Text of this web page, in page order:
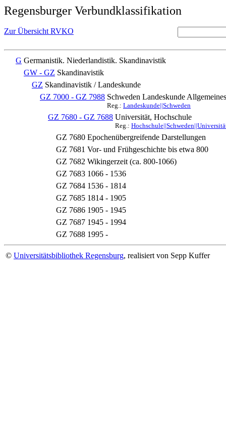
Regensburger Verbundklassifikation
Zur Übersicht RVKO
G Germanistik. Niederlandistik. Skandinavistik
GW - GZ Skandinavistik
GZ Skandinavistik / Landeskunde
GZ 7000 - GZ 7988 Schweden Landeskunde
Reg.: Landeskunde||Schweden
GZ 7680 - GZ 7688 Universität, Hochschule
Reg.:
GZ 7680 Epochenübergreifende Darstellungen
GZ 7681 Vor- und Frühgeschichte bis etwa 800
GZ 7682 Wikingerzeit (ca. 800-1066)
GZ 7683 1066 - 1536
GZ 7684 1536 - 1814
GZ 7685 1814 - 1905
GZ 7686 1905 - 1945
GZ 7687 1945 - 1994
GZ 7688 1995 -
© Universitätsbibliothek Regensburg, realisiert von Sepp Kuffer